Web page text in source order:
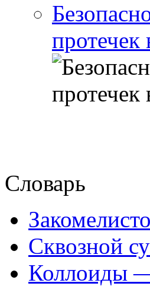
Словарь
Сквозной
Коллоиды —